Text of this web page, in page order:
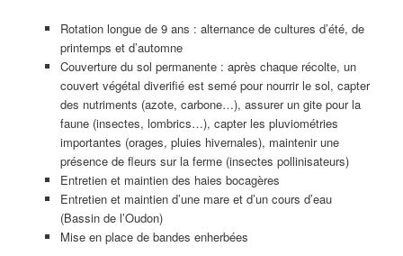
Rotation longue de 9 ans : alternance de cultures d’été, de
printemps et d’automne
Couverture du sol permanente : après chaque récolte, un
couvert végétal diverifié est semé pour nourrir le sol, capter
des nutriments (azote, carbone…), assurer un gite pour la
faune (insectes, lombrics…), capter les pluviométries
importantes (orages, pluies hivernales), maintenir une
présence de fleurs sur la ferme (insectes pollinisateurs)
Entretien et maintien des haies bocagères
Entretien et maintien d’une mare et d’un cours d’eau
(Bassin de l’Oudon)
Mise en place de bandes enherbées